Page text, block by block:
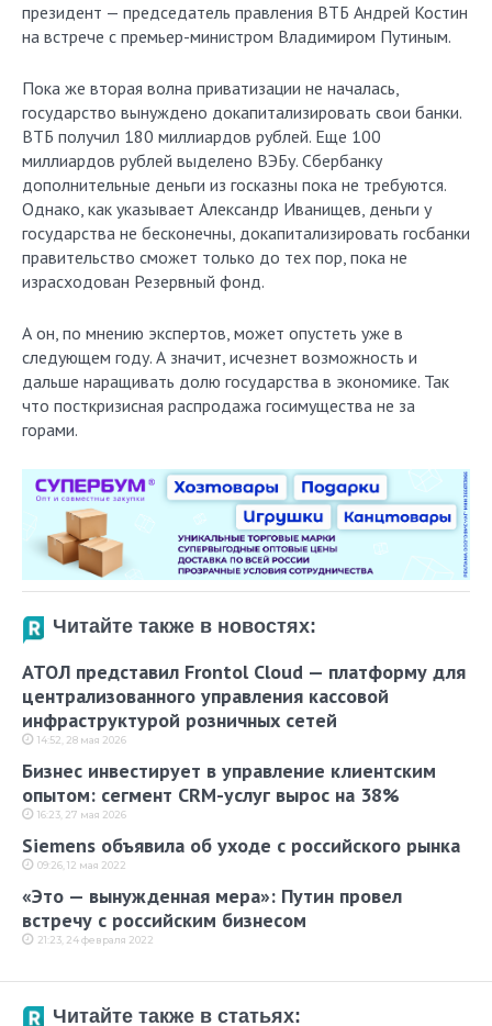
президент — председатель правления ВТБ Андрей Костин
на встрече с премьер-министром Владимиром Путиным.
Пока же вторая волна приватизации не началась,
государство вынуждено докапитализировать свои банки.
ВТБ получил 180 миллиардов рублей. Еще 100
миллиардов рублей выделено ВЭБу. Сбербанку
дополнительные деньги из госказны пока не требуются.
Однако, как указывает Александр Иванищев, деньги у
государства не бесконечны, докапитализировать госбанки
правительство сможет только до тех пор, пока не
израсходован Резервный фонд.
А он, по мнению экспертов, может опустеть уже в
следующем году. А значит, исчезнет возможность и
дальше наращивать долю государства в экономике. Так
что посткризисная распродажа госимущества не за
горами.
Читайте также в новостях:
АТОЛ представил Frontol Cloud — платформу для
централизованного управления кассовой
инфраструктурой розничных сетей
14:52, 28 мая 2026
Бизнес инвестирует в управление клиентским
опытом: сегмент CRM-услуг вырос на 38%
16:23, 27 мая 2026
Siemens объявила об уходе с российского рынка
09:26, 12 мая 2022
«Это — вынужденная мера»: Путин провел
встречу с российским бизнесом
21:23, 24 февраля 2022
Читайте также в статьях: